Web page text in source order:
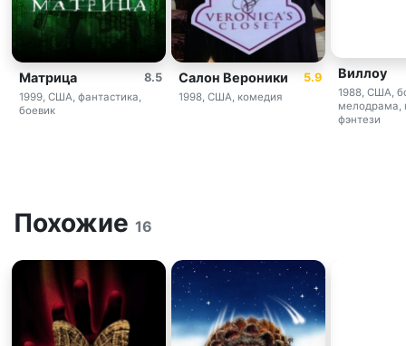
8.5
Матрица
1999, США, фантастика,
боевик
5.9
Салон Вероники
1998, США, комедия
Виллоу
1988, США,
мелодрама,
фэнтези
Похожие 16